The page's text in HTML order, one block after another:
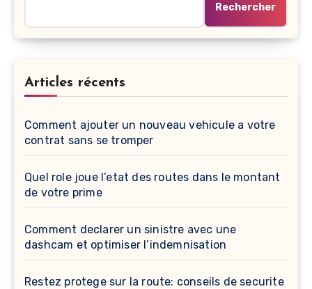
Rechercher
Articles récents
Comment ajouter un nouveau vehicule a votre
contrat sans se tromper
Quel role joue l’etat des routes dans le montant
de votre prime
Comment declarer un sinistre avec une
dashcam et optimiser l’indemnisation
Restez protege sur la route: conseils de securite